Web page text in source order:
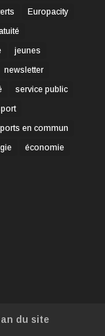
Europacity
jeunes
newsletter
service public
en commun
économie
du site